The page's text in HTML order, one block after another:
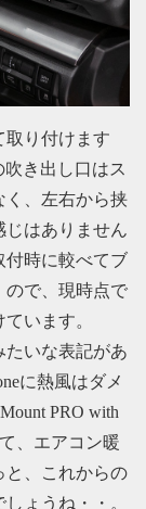
取り付けます
き出し口はス
く、左右から挟
じはありません
付時に較べてブ
ので、現時点で
います。
たいな表記があ
に熱風はダメ
PRO with
、エアコン暖
と、これからの
ょうね・・。